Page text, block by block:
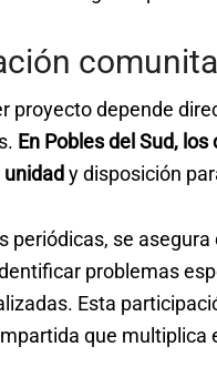
proyecto depende
En Pobles del Sud,
y disposición
periódicas, se
problemas
Esta
que